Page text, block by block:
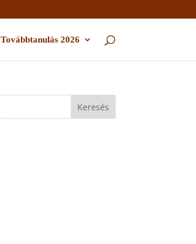
Továbbtanulás 2026